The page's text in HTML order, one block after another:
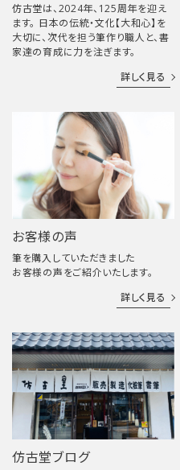
仿古堂は、2024年、125周年を迎え
ます。 日本の伝統・文化【大和心】を
大切に、次代を担う筆作り職人と、書
家達の育成に力を注ぎます。
詳しく見る
お客様の声
筆を購入していただきました
お客様の声をご紹介いたします。
詳しく見る
仿古堂ブログ